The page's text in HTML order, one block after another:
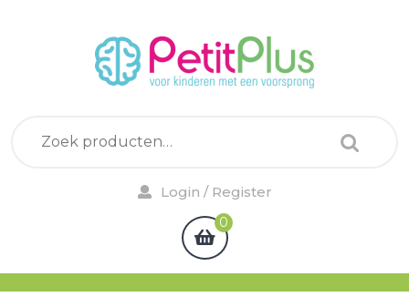
Login / RegisterLogin
shopping
cart
0